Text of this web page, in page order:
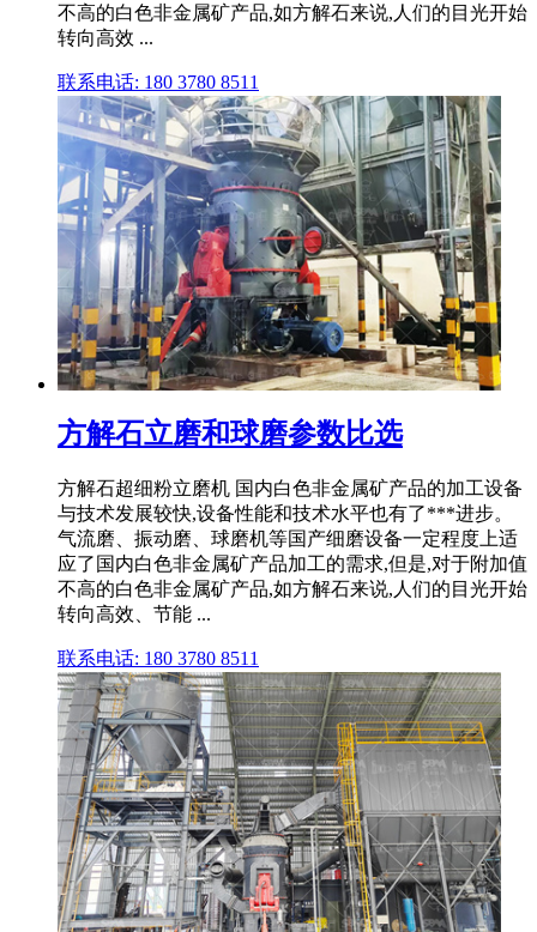
不高的白色非金属矿产品,如方解石来说,人们的目光开始
转向高效 ...
联系电话: 180 3780 8511
方解石立磨和球磨参数比选
方解石超细粉立磨机 国内白色非金属矿产品的加工设备
与技术发展较快,设备性能和技术水平也有了***进步。
气流磨、振动磨、球磨机等国产细磨设备一定程度上适
应了国内白色非金属矿产品加工的需求,但是,对于附加值
不高的白色非金属矿产品,如方解石来说,人们的目光开始
转向高效、节能 ...
联系电话: 180 3780 8511